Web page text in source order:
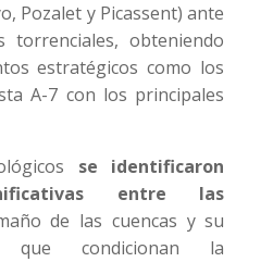
Pozalet y Picassent) ante
torrenciales, obteniendo
estratégicos como los
A-7 con los principales
se identificaron
entre las
de las cuencas y su
que condicionan la